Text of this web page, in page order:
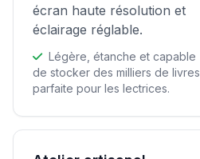
écran haute résolution et
éclairage réglable.
Légère, étanche et capable
de stocker des milliers de livres,
parfaite pour les lectrices.